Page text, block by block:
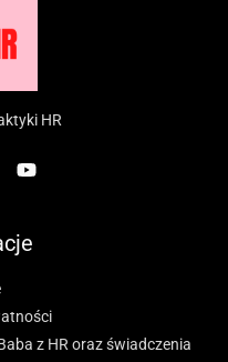
HR
z HR oraz świadczenia